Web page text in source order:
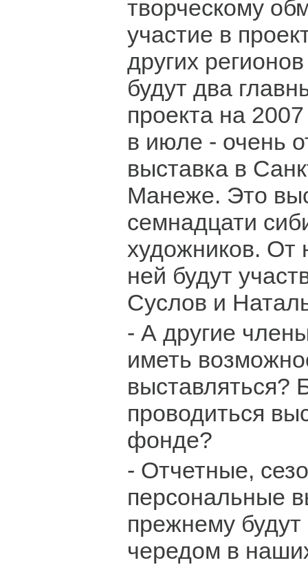
творческому
участие в
других
будут два
проекта на
в июле - очень
выставка в
Манеже. Это
семнадцати
художников. От
ней будут
Суслов и
- А другие
иметь
выставляться?
проводиться
фонде?
- Отчетные,
персональные
прежнему
чередом в